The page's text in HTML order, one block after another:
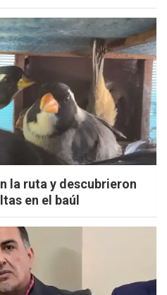
la ruta y descubrieron
en el baúl